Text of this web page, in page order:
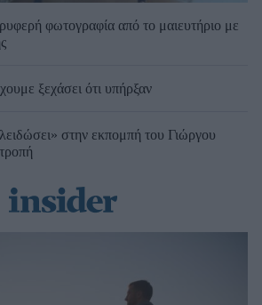
φωτογραφία από το μαιευτήριο με
ξεχάσει ότι υπήρξαν
στην εκπομπή του Γιώργου